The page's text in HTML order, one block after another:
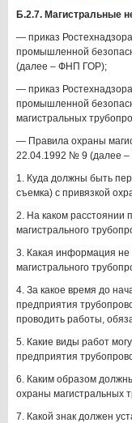
Б.2.7. Магистральные
— приказ
промышленной
(далее – ФНП ГОР);
— приказ
промышленной
магистральных
— Правила охраны
22.04.1992 № 9 (далее
1. Куда должны быть
съемка) с привязкой
2. На каком расстоянии
магистрального
3. Какая информация не
магистрального
4. За какое время до
предприятия
проводить работы,
5. Какие виды работ
предприятия
6. Каким образом
охраны магистральных
7. Какой знак должен